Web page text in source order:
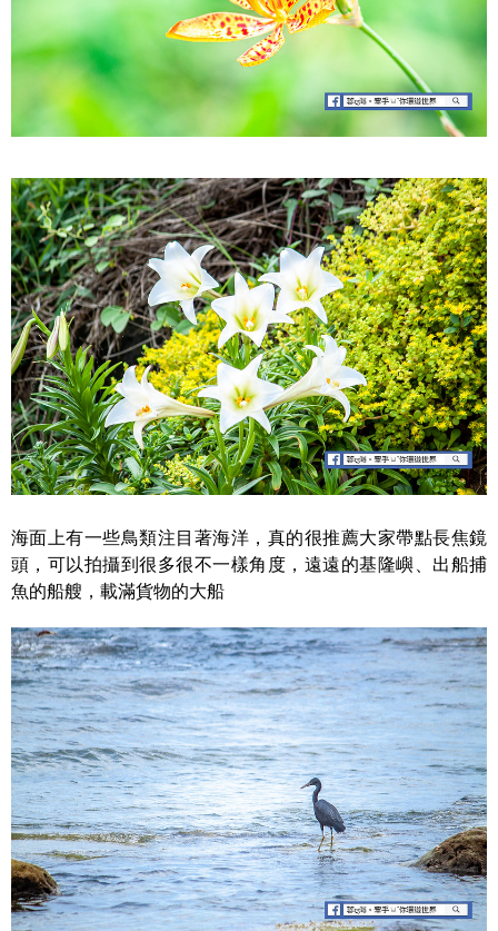
海面上有一些鳥類注目著海洋，真的很推薦大家帶點長焦鏡
頭，可以拍攝到很多很不一樣角度，遠遠的基隆嶼、出船捕
魚的船艘，載滿貨物的大船